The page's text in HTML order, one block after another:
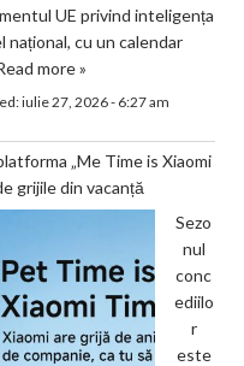
UE privind inteligența
național, cu un calendar
more »
iulie 27, 2026 - 6:27 am
„Me Time is Xiaomi
grijile din vacanță
Sezo
nul
conc
ediilo
r
este